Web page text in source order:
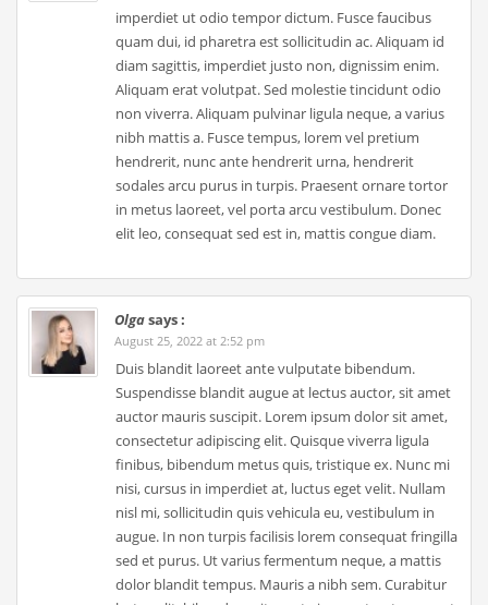
imperdiet ut odio tempor dictum. Fusce faucibus
quam dui, id pharetra est sollicitudin ac. Aliquam id
diam sagittis, imperdiet justo non, dignissim enim.
Aliquam erat volutpat. Sed molestie tincidunt odio
non viverra. Aliquam pulvinar ligula neque, a varius
nibh mattis a. Fusce tempus, lorem vel pretium
hendrerit, nunc ante hendrerit urna, hendrerit
sodales arcu purus in turpis. Praesent ornare tortor
in metus laoreet, vel porta arcu vestibulum. Donec
elit leo, consequat sed est in, mattis congue diam.
Olgasays :
August 25, 2022 at 2:52 pm
Duis blandit laoreet ante vulputate bibendum.
Suspendisse blandit augue at lectus auctor, sit amet
auctor mauris suscipit. Lorem ipsum dolor sit amet,
consectetur adipiscing elit. Quisque viverra ligula
finibus, bibendum metus quis, tristique ex. Nunc mi
nisi, cursus in imperdiet at, luctus eget velit. Nullam
nisl mi, sollicitudin quis vehicula eu, vestibulum in
augue. In non turpis facilisis lorem consequat fringilla
sed et purus. Ut varius fermentum neque, a mattis
dolor blandit tempus. Mauris a nibh sem. Curabitur